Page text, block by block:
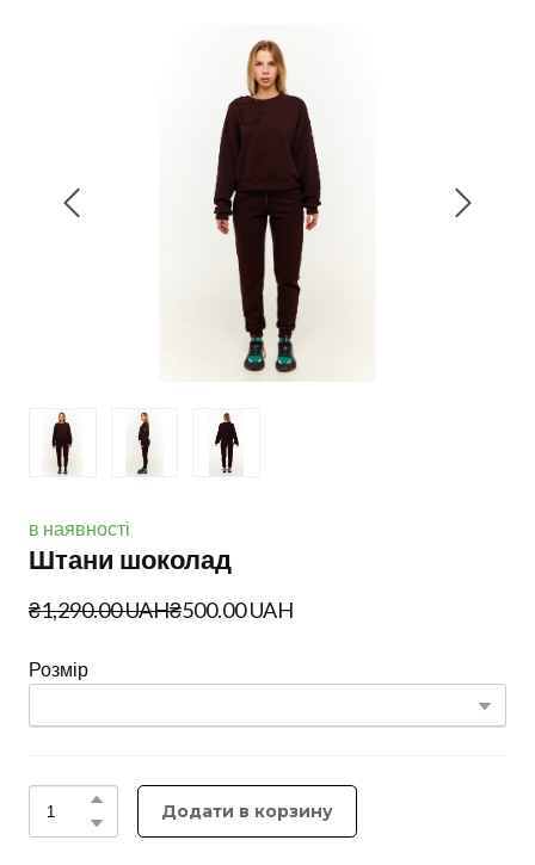
в наявності
Штани шоколад
₴1,290.00 UAH₴500.00 UAH
Розмір
Додати в корзину